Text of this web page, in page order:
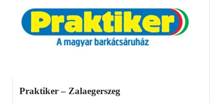
Praktiker – Zalaegerszeg